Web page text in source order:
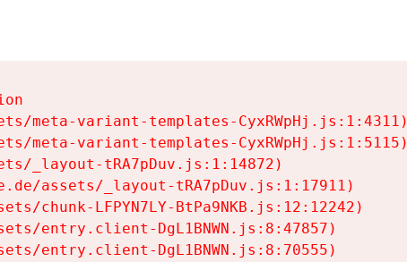
meta-variant-templates-CyxRWpHj.js:1:4311)
meta-variant-templates-CyxRWpHj.js:1:5115)
_layout-tRA7pDuv.js:1:14872)
assets/_layout-tRA7pDuv.js:1:17911)
chunk-LFPYN7LY-BtPa9NKB.js:12:12242)
entry.client-DgL1BNWN.js:8:47857)
entry.client-DgL1BNWN.js:8:70555)